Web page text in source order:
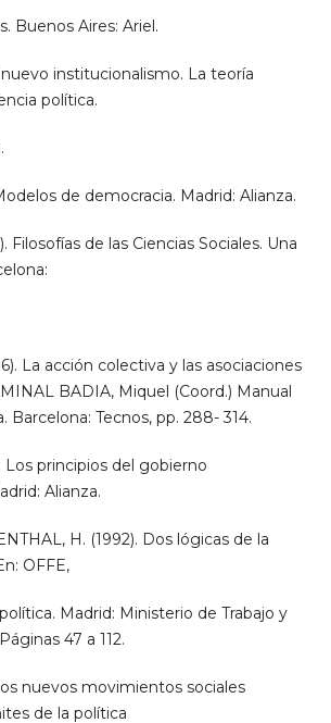
Buenos Aires: Ariel.
nuevo institucionalismo. La teoría
política.
de democracia. Madrid: Alianza.
Filosofías de las Ciencias Sociales. Una
La acción colectiva y las asociaciones
BADIA, Miquel (Coord.) Manual
Barcelona: Tecnos, pp. 288- 314.
Los principios del gobierno
Alianza.
H. (1992). Dos lógicas de la
OFFE,
Madrid: Ministerio de Trabajo y
47 a 112.
nuevos movimientos sociales
de la política